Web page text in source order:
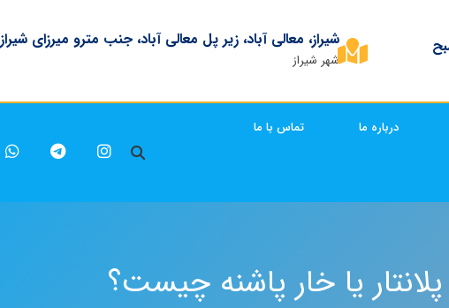
شیراز، معالی آباد، زیر پل معالی آباد، جنب مترو میرزای شیراز
شهر شیراز
درباره ما تماس با ما
پلانتار یا خار پاشنه چیست؟